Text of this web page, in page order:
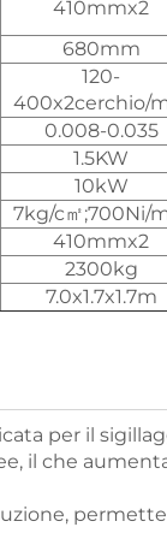
410mmx2
680mm
120-
400x2cerchio/
0.008-0.035
1.5KW
10kW
7kg/c㎡;700Ni/
410mmx2
2300kg
7.0x1.7x1.7m
per il
il che